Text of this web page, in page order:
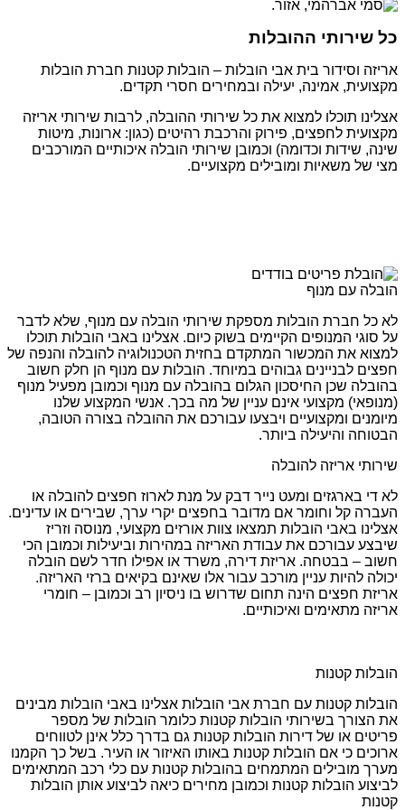
כל שירותי ההובלות
אריזה וסידור בית אבי הובלות – הובלות קטנות חברת הובלות
מקצועית, אמינה, יעילה ובמחירים חסרי תקדים.
אצלינו תוכלו למצוא את כל שירותי ההובלה, לרבות שירותי אריזה
מקצועית לחפצים, פירוק והרכבת רהיטים (כגון: ארונות, מיטות
שינה, שידות וכדומה) וכמובן שירותי הובלה איכותיים המורכבים
מצי של משאיות ומובילים מקצועיים.
הובלה עם מנוף
לא כל חברת הובלות מספקת שירותי הובלה עם מנוף, שלא לדבר
על סוגי המנופים הקיימים בשוק כיום. אצלינו באבי הובלות תוכלו
למצוא את המכשור המתקדם בחזית הטכנולוגיה להובלה והנפה של
חפצים לבניינים גבוהים במיוחד. הובלות עם מנוף הן חלק חשוב
בהובלה שכן החיסכון הגלום בהובלה עם מנוף וכמובן מפעיל מנוף
(מנופאי) מקצועי אינם עניין של מה בכך. אנשי המקצוע שלנו
מיומנים ומקצועיים ויבצעו עבורכם את ההובלה בצורה הטובה,
הבטוחה והיעילה ביותר.
שירותי אריזה להובלה
לא די בארגזים ומעט נייר דבק על מנת לארוז חפצים להובלה או
העברה קל וחומר אם מדובר בחפצים יקרי ערך, שבירים או עדינים.
אצלינו באבי הובלות תמצאו צוות אורזים מקצועי, מנוסה וזריז
שיבצע עבורכם את עבודת האריזה במהירות וביעילות וכמובן הכי
חשוב – בבטחה. אריזת דירה, משרד או אפילו חדר לשם הובלה
יכולה להיות עניין מורכב עבור אלו שאינם בקיאים ברזי האריזה.
אריזת חפצים הינה תחום שדרוש בו ניסיון רב וכמובן – חומרי
אריזה מתאימים ואיכותיים.
הובלות קטנות
הובלות קטנות עם חברת אבי הובלות אצלינו באבי הובלות מבינים
את הצורך בשירותי הובלות קטנות כלומר הובלות של מספר
פריטים או של דירות הובלות קטנות גם בדרך כלל אינן לטווחים
ארוכים כי אם הובלות קטנות באותו האיזור או העיר. בשל כך הקמנו
מערך מובילים המתמחים בהובלות קטנות עם כלי רכב המתאימים
לביצוע הובלות קטנות וכמובן מחירים כיאה לביצוע אותן הובלות
קטנות